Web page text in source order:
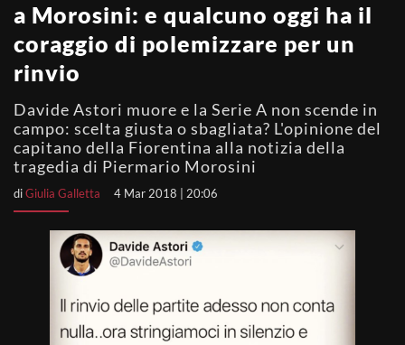
a Morosini: e qualcuno oggi ha il
coraggio di polemizzare per un
rinvio
Davide Astori muore e la Serie A non scende in
campo: scelta giusta o sbagliata? L'opinione del
capitano della Fiorentina alla notizia della
tragedia di Piermario Morosini
diGiulia Galletta 4 Mar 2018 | 20:06